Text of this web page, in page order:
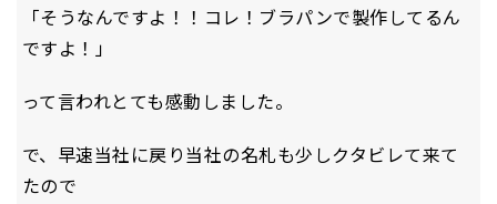
「そうなんですよ！！コレ！ブラパンで製作してるん
ですよ！」
って言われとても感動しました。
で、早速当社に戻り当社の名札も少しクタビレて来て
たので